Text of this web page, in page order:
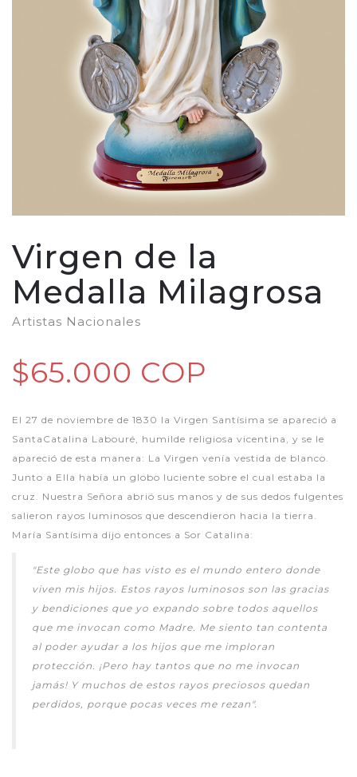
Virgen de la
Medalla Milagrosa
Artistas Nacionales
$65.000 COP
El 27 de noviembre de 1830 la Virgen Santísima se apareció a
SantaCatalina Labouré, humilde religiosa vicentina, y se le
apareció de esta manera: La Virgen venía vestida de blanco.
Junto a Ella había un globo luciente sobre el cual estaba la
cruz. Nuestra Señora abrió sus manos y de sus dedos fulgentes
salieron rayos luminosos que descendieron hacia la tierra.
María Santísima dijo entonces a Sor Catalina:
"Este globo que has visto es el mundo entero donde
viven mis hijos. Estos rayos luminosos son las gracias
y bendiciones que yo expando sobre todos aquellos
que me invocan como Madre. Me siento tan contenta
al poder ayudar a los hijos que me imploran
protección. ¡Pero hay tantos que no me invocan
jamás! Y muchos de estos rayos preciosos quedan
perdidos, porque pocas veces me rezan".